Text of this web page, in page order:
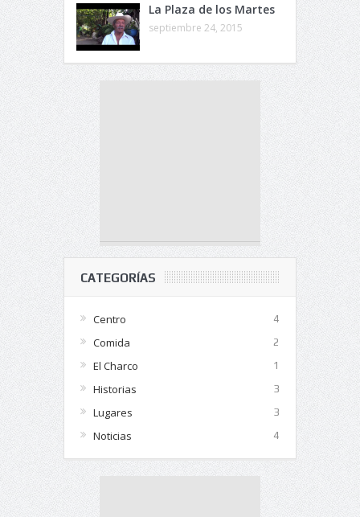
La Plaza de los Martes
septiembre 24, 2015
CATEGORÍAS
Centro 4
Comida 2
El Charco 1
Historias 3
Lugares 3
Noticias 4